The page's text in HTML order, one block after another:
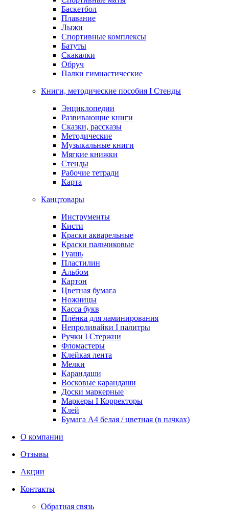
Баскетбол
Плавание
Лыжи
Спортивные комплексы
Батуты
Скакалки
Обруч
Палки гимнастические
Книги, методические пособия I Стенды
Энциклопедии
Развивающие книги
Сказки, рассказы
Методические
Музыкальные книги
Мягкие книжки
Стенды
Рабочие тетради
Карта
Канцтовары
Инструменты
Кисти
Краски акварельные
Краски пальчиковые
Гуашь
Пластилин
Альбом
Картон
Цветная бумага
Ножницы
Касса букв
Плёнка для ламинирования
Непроливайки I палитры
Ручки I Стержни
Фломастеры
Клейкая лента
Мелки
Карандаши
Восковые карандаши
Доски маркерные
Маркеры I Корректоры
Клей
Бумага А4 белая / цветная (в пачках)
О компании
Отзывы
Акции
Контакты
Обратная связь